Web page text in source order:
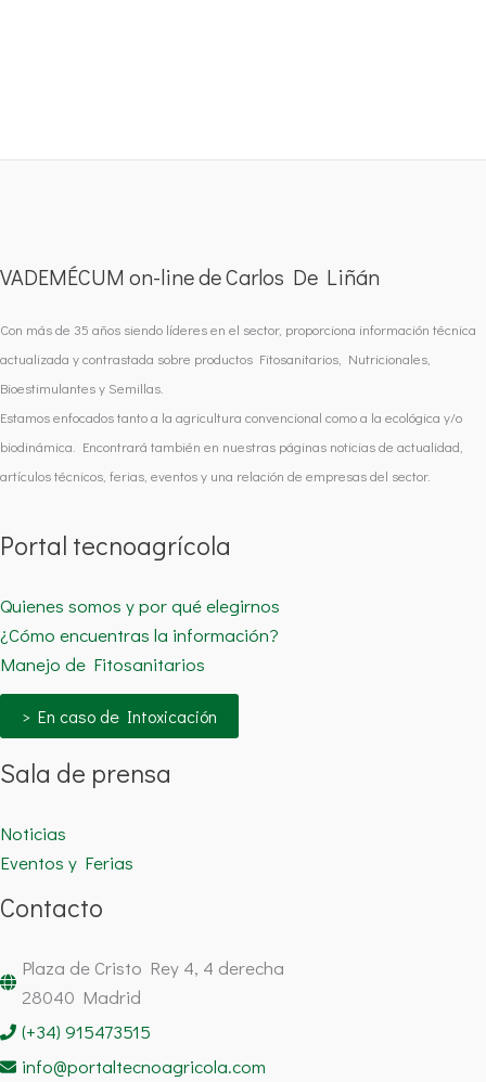
VADEMÉCUM on-line de Carlos De Liñán
Con más de 35 años siendo líderes en el sector, proporciona información técnica
actualizada y contrastada sobre productos Fitosanitarios, Nutricionales,
Bioestimulantes y Semillas.
Estamos enfocados tanto a la agricultura convencional como a la ecológica y/o
biodinámica. Encontrará también en nuestras páginas noticias de actualidad,
artículos técnicos, ferias, eventos y una relación de empresas del sector.
Portal tecnoagrícola
Quienes somos y por qué elegirnos
¿Cómo encuentras la información?
Manejo de Fitosanitarios
> En caso de Intoxicación
Sala de prensa
Noticias
Eventos y Ferias
Contacto
Plaza de Cristo Rey 4, 4 derecha
28040 Madrid
(+34) 915473515
info@portaltecnoagricola.com